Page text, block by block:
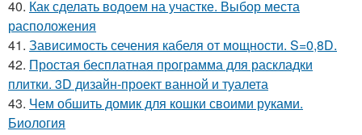
40. Как сделать водоем на участке. Выбор места
расположения
41. Зависимость сечения кабеля от мощности. S=0,8D.
42. Простая бесплатная программа для раскладки
плитки. 3D дизайн-проект ванной и туалета
43. Чем обшить домик для кошки своими руками.
Биология